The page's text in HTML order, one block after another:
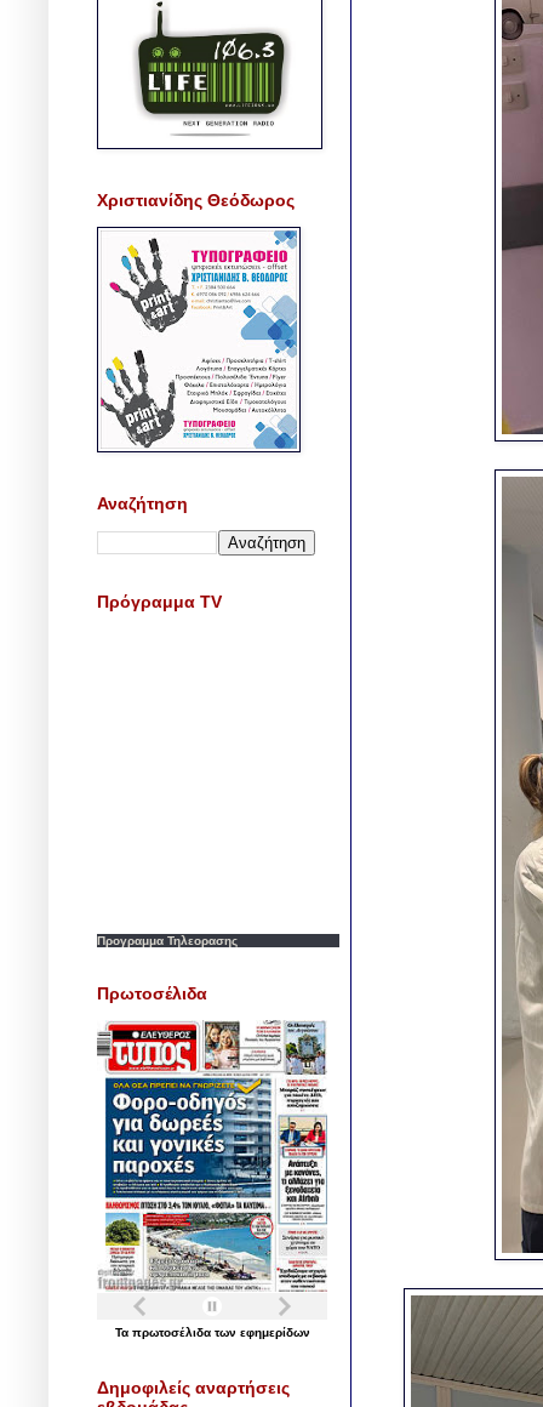
Χριστιανίδης Θεόδωρος
Αναζήτηση
Πρόγραμμα TV
Προγραμμα Τηλεορασης
Πρωτοσέλιδα
Τα πρωτοσέλιδα των εφημερίδων
Δημοφιλείς αναρτήσεις